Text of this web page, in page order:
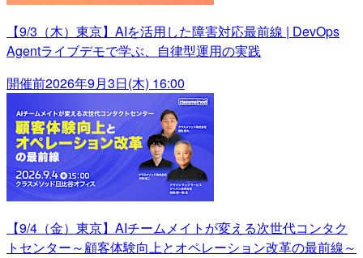
【9/3（木）東京】AIを活用した障害対応最前線 | DevOps
Agentライブデモで学ぶ、自律型運用の実践
開催前2026年9月3日(木) 16:00
【9/4（金）東京】AIチームメイトが変える次世代コンタク
トセンター～顧客体験向上とオペレーション改革の最前線～